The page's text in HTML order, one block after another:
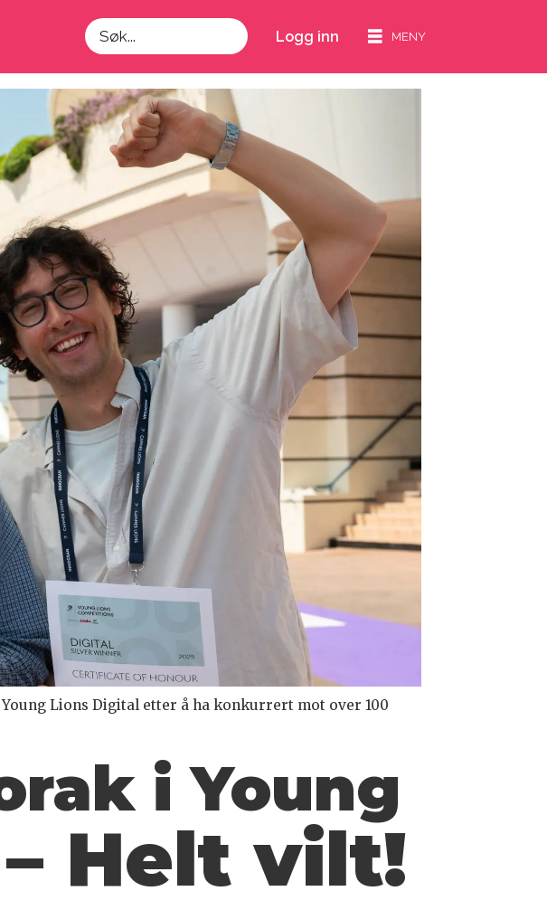
Søk
Logg inn
Lions Digital etter å ha konkurrert mot over 100
i Young
Helt vilt!